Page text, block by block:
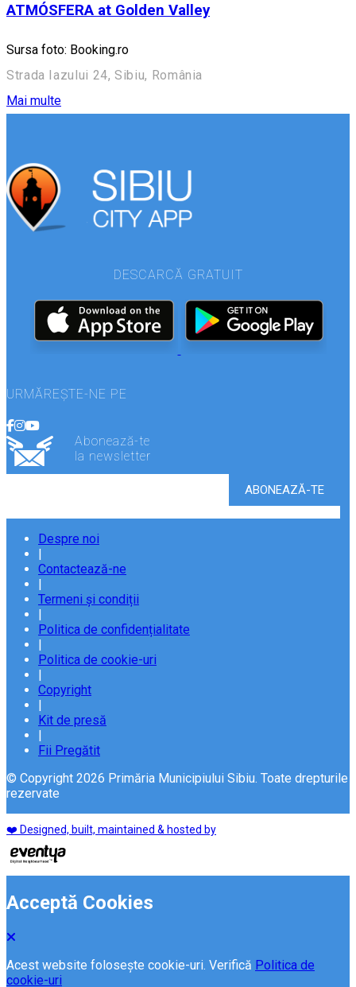
ATMÓSFERA at Golden Valley
Sursa foto: Booking.ro
Strada Iazului 24, Sibiu, România
Mai multe
DESCARCĂ GRATUIT
URMĂREȘTE-NE PE
Abonează-te
la newsletter
Despre noi
Contactează-ne
Termeni și condiții
Politica de confidențialitate
Politica de cookie-uri
Copyright
Kit de presă
Fii Pregătit
© Copyright 2026 Primăria Municipiului Sibiu. Toate drepturile
rezervate
❤️ Designed, built, maintained & hosted by
Acceptă Cookies
Acest website folosește cookie-uri. Verifică Politica de
cookie-uri